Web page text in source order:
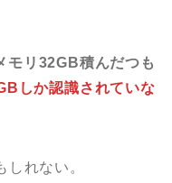
モリ32GB積んだつも
しか認識されていな
れない。